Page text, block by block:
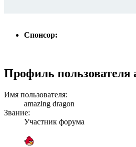
Спонсор:
Профиль пользователя
Имя пользователя:
amazing dragon
Звание:
Участник форума